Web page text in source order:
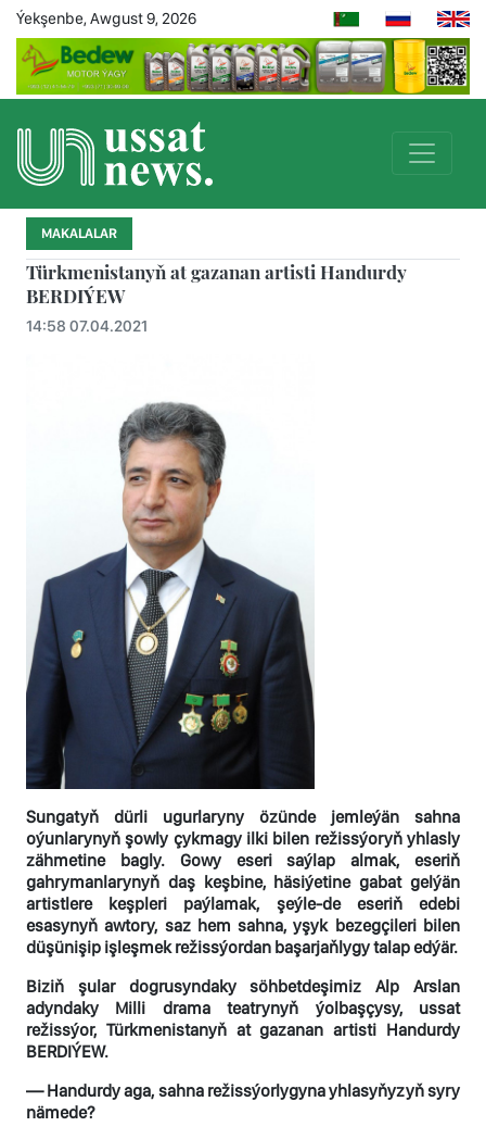
Ýekşenbe, Awgust 9, 2026
MAKALALAR
Türkmenistanyň at gazanan artisti Handurdy
BERDIÝEW
14:58 07.04.2021
Sungatyň dürli ugurlaryny özünde jemleýän sahna
oýunlarynyň şowly çykmagy ilki bilen režissýoryň yhlasly
zähmetine bagly. Gowy eseri saýlap almak, eseriň
gahrymanlarynyň daş keşbine, häsiýetine gabat gelýän
artistlere keşpleri paýlamak, şeýle-de eseriň edebi
esasynyň awtory, saz hem sahna, yşyk bezegçileri bilen
düşünişip işleşmek režissýordan başarjaňlygy talap edýär.
Biziň şular dogrusyndaky söhbetdeşimiz Alp Arslan
adyndaky Milli drama teatrynyň ýolbaşçysy, ussat
režissýor, Türkmenistanyň at gazanan artisti Handurdy
BERDIÝEW.
— Handurdy aga, sahna režissýorlygyna yhlasyňyzyň syry
nämede?